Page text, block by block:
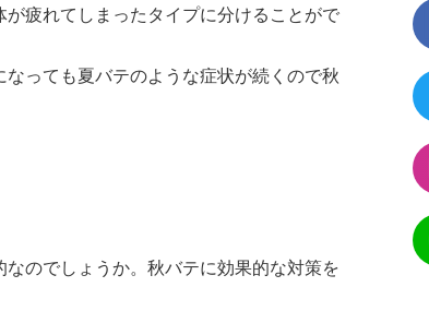
疲れてしまったタイプに分けることがで
っても夏バテのような症状が続くので秋
のでしょうか。秋バテに効果的な対策を